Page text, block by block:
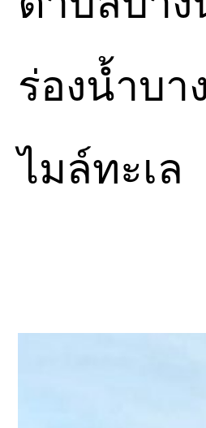
ร่องน้ำบ
ไมล์ทะเล